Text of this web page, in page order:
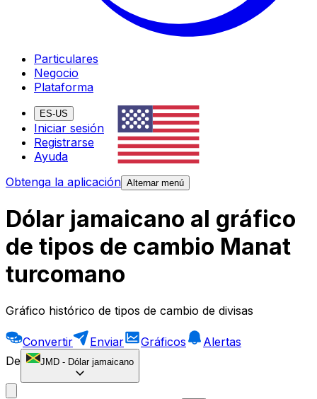
Particulares
Negocio
Plataforma
ES-US
Iniciar sesión
Registrarse
Ayuda
Obtenga la aplicación Alternar menú
Dólar jamaicano al gráfico
de tipos de cambio Manat
turcomano
Gráfico histórico de tipos de cambio de divisas
Convertir Enviar Gráficos
Alertas
De
JMD - Dólar jamaicano